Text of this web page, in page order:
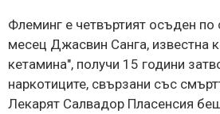
Флеминг е четвъртият осъден по
месец Джасвин Санга, известна
кетамина", получи 15 години
наркотиците, свързани със
Лекарят Салвадор Пласенсия